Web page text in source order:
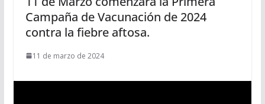
Campaña de Vacunación de 2024
contra la fiebre aftosa.
11 de marzo de 2024